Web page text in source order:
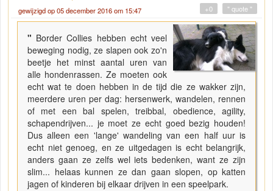
gewijzigd op 05 december 2016 om 15:47 " quote "
+0
" Border Collies hebben echt veel
beweging nodig, ze slapen ook zo'n
beetje het minst aantal uren van
alle hondenrassen. Ze moeten ook
echt wat te doen hebben in de tijd die ze wakker zijn,
meerdere uren per dag: hersenwerk, wandelen, rennen
of met een bal spelen, treibbal, obedience, agility,
schapendrijven... je moet ze echt goed bezig houden!
Dus alleen een 'lange' wandeling van een half uur is
echt niet genoeg, en ze uitgedagen is echt belangrijk,
anders gaan ze zelfs wel iets bedenken, want ze zijn
slim... helaas kunnen ze dan gaan slopen, op katten
jagen of kinderen bij elkaar drijven in een speelpark.